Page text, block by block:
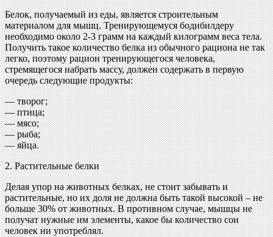
Белок, получаемый из еды, является строительным
материалом для мышц. Тренирующемуся бодибилдеру
необходимо около 2-3 грамм на каждый килограмм веса тела.
Получить такое количество белка из обычного рациона не так
легко, поэтому рацион тренирующегося человека,
стремящегося набрать массу, должен содержать в первую
очередь следующие продукты:
— творог;
— птица;
— мясо;
— рыба;
— яйца.
2. Растительные белки
Делая упор на животных белках, не стоит забывать и
растительные, но их доля не должна быть такой высокой – не
больше 30% от животных. В противном случае, мышцы не
получат нужные им элементы, какое бы количество сои
человек ни употреблял.